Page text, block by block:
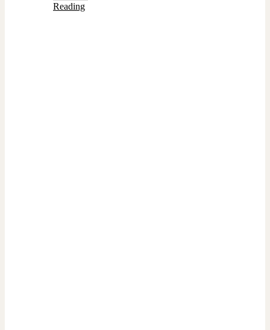
Reading